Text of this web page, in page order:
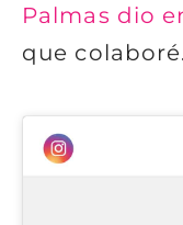
Palmas dio
que colaboré.